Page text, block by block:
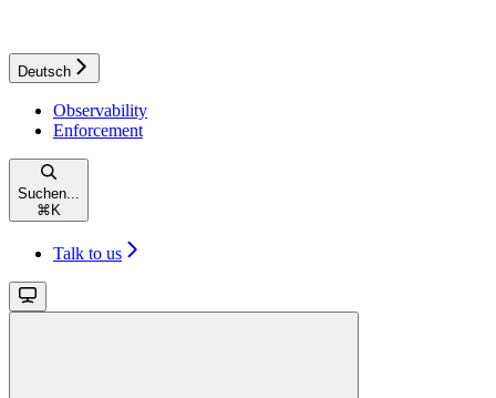
Deutsch
Observability
Enforcement
Suchen...
⌘ K
Talk to us